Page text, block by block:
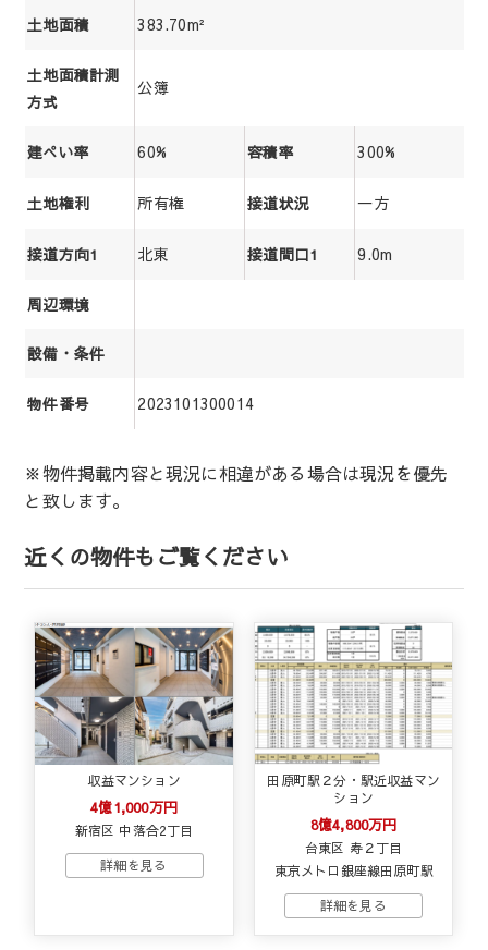
土地面積 383.70m²
土地面積計測
方式
公簿
建ぺい率 60% 容積率 300%
土地権利 所有権 接道状況 一方
接道方向1 北東 接道間口1 9.0m
周辺環境
設備・条件
物件番号 2023101300014
※物件掲載内容と現況に相違がある場合は現況を優先
と致します。
近くの物件もご覧ください
収益マンション
4億1,000万円
新宿区 中落合2丁目
田原町駅２分・駅近収益マン
ション
8億4,800万円
台東区 寿２丁目
東京メトロ銀座線田原町駅